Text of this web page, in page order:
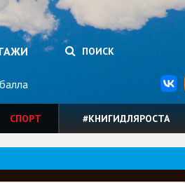
ПОИСК
СПОРТ #КНИГИДЛЯРОСТА